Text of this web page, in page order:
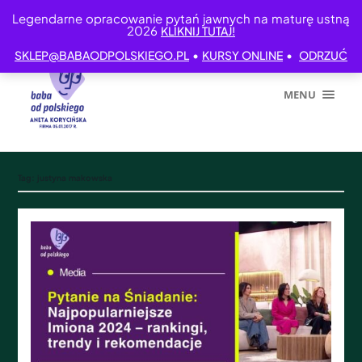
Legendarne opracowanie pytań jawnych na maturę ustną
2026 KLIKNIJ TUTAJ!
SKLEP@BABAODPOLSKIEGO.PL • KURSY ONLINE • ODRZUĆ
MENU